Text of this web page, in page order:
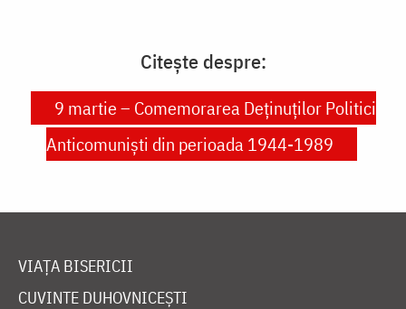
Citește despre:
9 martie – Comemorarea Deținuților Politici
Anticomuniști din perioada 1944-1989
VIAȚA BISERICII
CUVINTE DUHOVNICEȘTI